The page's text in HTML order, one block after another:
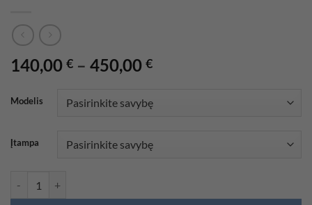
140,00 € – 450,00 €Price
140,00 €
Modelis
Įtampa